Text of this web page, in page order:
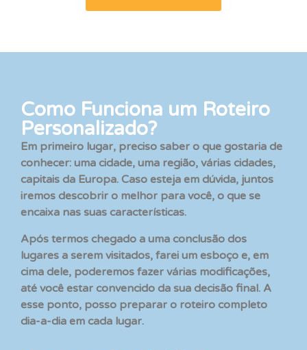
Como Funciona um Roteiro
Personalizado?
Em primeiro lugar, preciso saber o que gostaria de
conhecer: uma cidade, uma região, várias cidades,
capitais da Europa. Caso esteja em dúvida, juntos
iremos descobrir o melhor para você, o que se
encaixa nas suas características.
Após termos chegado a uma conclusão dos
lugares a serem visitados, farei um esboço e, em
cima dele, poderemos fazer várias modificações,
até você estar convencido da sua decisão final. A
esse ponto, posso preparar o roteiro completo
dia-a-dia em cada lugar.